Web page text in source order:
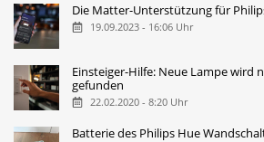
Die Matter-Unterstützung für
19.09.2023 - 16:06 Uhr
Einsteiger-Hilfe: Neue Lampe wird
gefunden
22.02.2020 - 8:20 Uhr
Batterie des Philips Hue